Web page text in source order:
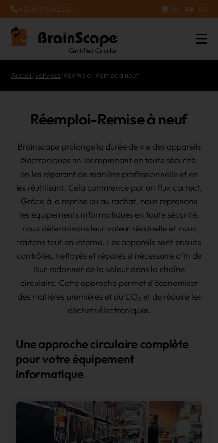
+32 (0)3 354 23 23 NL FR EN
Accueil Services Réemploi-Remise à neuf
Réemploi-Remise à neuf
Brainscape prolonge la durée de vie des appareils
électroniques en les reprenant en toute sécurité,
en les réparant de manière professionnelle et en
les réutilisant. Cela commence par un flux correct.
Grâce à la reprise ou au rachat, nous reprenons
les équipements informatiques en toute sécurité,
nous déterminons leur valeur résiduelle et nous
traitons tout en interne. Les appareils sont ensuite
contrôlés, nettoyés et réparés si nécessaire afin de
leur redonner de la valeur dans la chaîne
circulaire. Cette approche permet d'économiser
des matières premières et du CO₂ et de réduire les
déchets électroniques.
Une approche circulaire complète
pour votre équipement
informatique